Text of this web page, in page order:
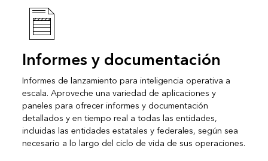
Informes y documentación
Informes de lanzamiento para inteligencia operativa a
escala. Aproveche una variedad de aplicaciones y
paneles para ofrecer informes y documentación
detallados y en tiempo real a todas las entidades,
incluidas las entidades estatales y federales, según sea
necesario a lo largo del ciclo de vida de sus operaciones.